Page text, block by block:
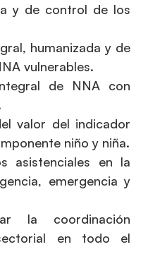
y de control de los
humanizada y de
vulnerables.
de NNA con
valor del indicador
niño y niña.
asistenciales en la
emergencia y
la coordinación
en todo el